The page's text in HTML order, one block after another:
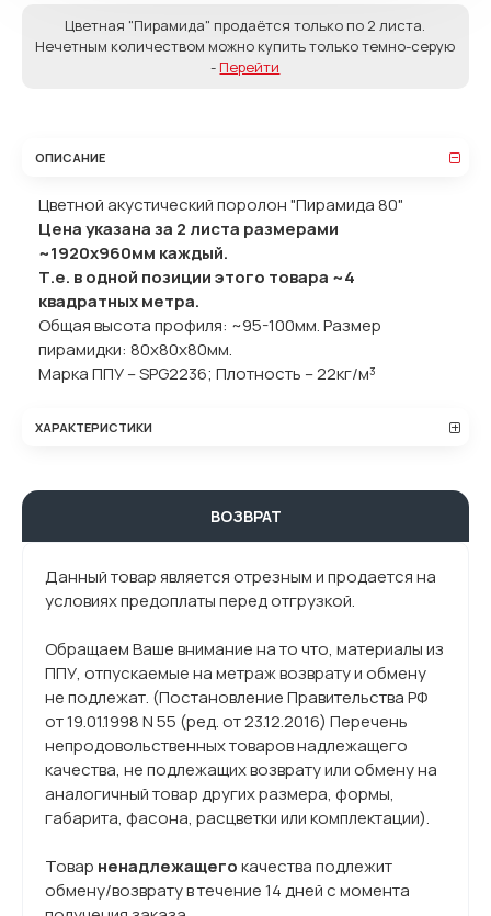
Цветная "Пирамида" продаётся только по 2 листа.
Нечетным количеством можно купить только темно-серую
- Перейти
ОПИСАНИЕ
Цветной акустический поролон "Пирамида 80"
Цена указана за 2 листа размерами
~1920х960мм каждый.
Т.е. в одной позиции этого товара ~4
квадратных метра.
Общая высота профиля: ~95-100мм. Размер
пирамидки: 80x80x80мм.
Марка ППУ – SPG2236; Плотность – 22кг/м³
ХАРАКТЕРИСТИКИ
ВОЗВРАТ
Данный товар является отрезным и продается на
условиях предоплаты перед отгрузкой.
Обращаем Ваше внимание на то что, материалы из
ППУ, отпускаемые на метраж возврату и обмену
не подлежат. (Постановление Правительства РФ
от 19.01.1998 N 55 (ред. от 23.12.2016) Перечень
непродовольственных товаров надлежащего
качества, не подлежащих возврату или обмену на
аналогичный товар других размера, формы,
габарита, фасона, расцветки или комплектации).
Товар ненадлежащегокачества подлежит
обмену/возврату в течение 14 дней с момента